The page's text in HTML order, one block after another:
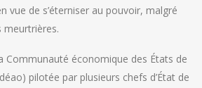
vue de s’éterniser au pouvoir, malgré
meurtrières.
Communauté économique des États de
pilotée par plusieurs chefs d’État de